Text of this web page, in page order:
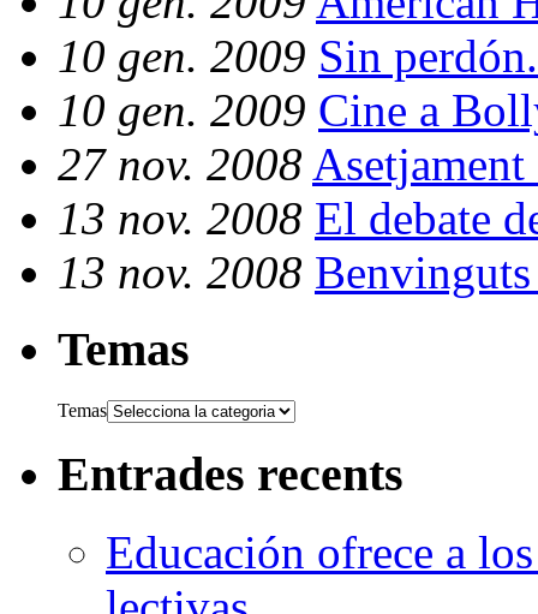
10 gen. 2009 Sin perdón.
10 gen. 2009 Cine a
27 nov. 2008 Asetjament
13 nov. 2008 El debate
13 nov. 2008
Temas
Temas
Entrades recents
Educación ofrece a